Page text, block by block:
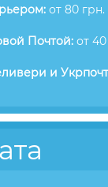
от 80 грн.
Почтой: от
и